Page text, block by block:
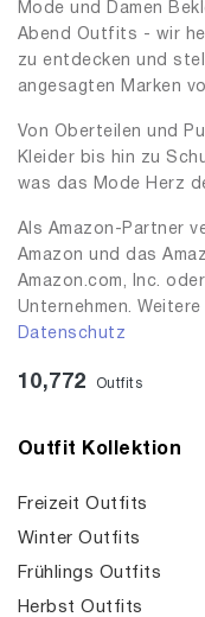
Mode und Damen
Abend Outfits - wir
zu entdecken und
angesagten Marken
Von Oberteilen und
Kleider bis hin zu
was das Mode Herz
Als Amazon-Partner
Amazon und das
Amazon.com, Inc.
Unternehmen.
Datenschutz
10,772 Outfits
Outfit Kollektion
Freizeit Outfits
Winter Outfits
Frühlings Outfits
Herbst Outfits